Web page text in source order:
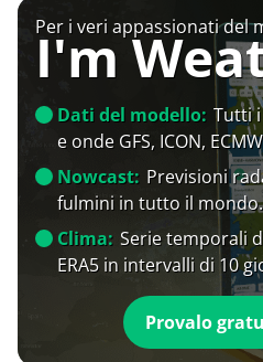
Per i veri appassionati del
I'm
Dati del modello: Tutti
e onde GFS, ICON,
Nowcast: Previsioni
fulmini in tutto il mondo.
Clima: Serie temporali
ERA5 in intervalli di 10
Provalo